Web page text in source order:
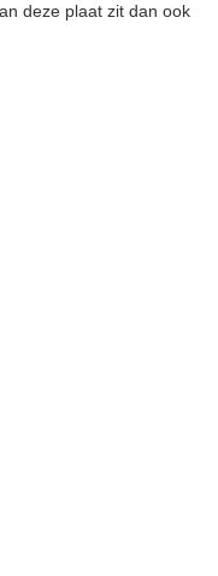
deze plaat zit dan ook